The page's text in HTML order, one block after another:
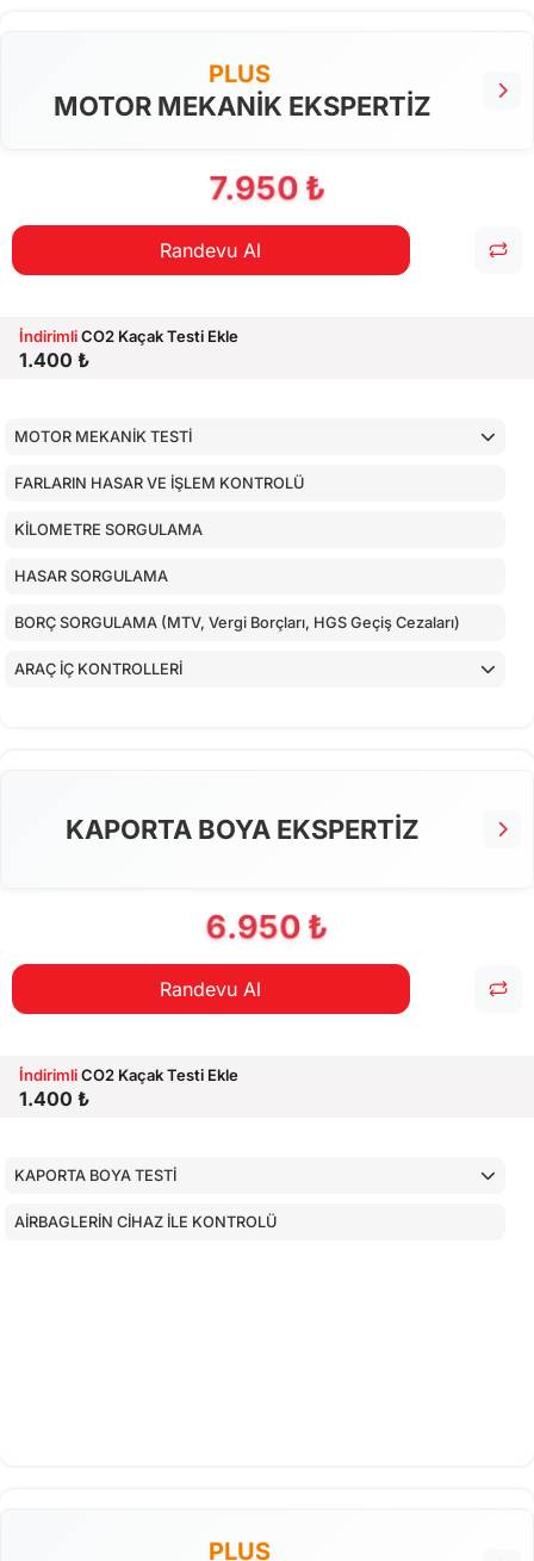
PLUS
MOTOR MEKANİK EKSPERTİZ
7.950 ₺
Randevu Al
İndirimliCO2 Kaçak Testi Ekle
1.400 ₺
MOTOR MEKANİK TESTİ
FARLARIN HASAR VE İŞLEM KONTROLÜ
KİLOMETRE SORGULAMA
HASAR SORGULAMA
BORÇ SORGULAMA (MTV, Vergi Borçları, HGS Geçiş Cezaları)
ARAÇ İÇ KONTROLLERİ
KAPORTA BOYA EKSPERTİZ
6.950 ₺
Randevu Al
İndirimliCO2 Kaçak Testi Ekle
1.400 ₺
KAPORTA BOYA TESTİ
AİRBAGLERİN CİHAZ İLE KONTROLÜ
PLUS